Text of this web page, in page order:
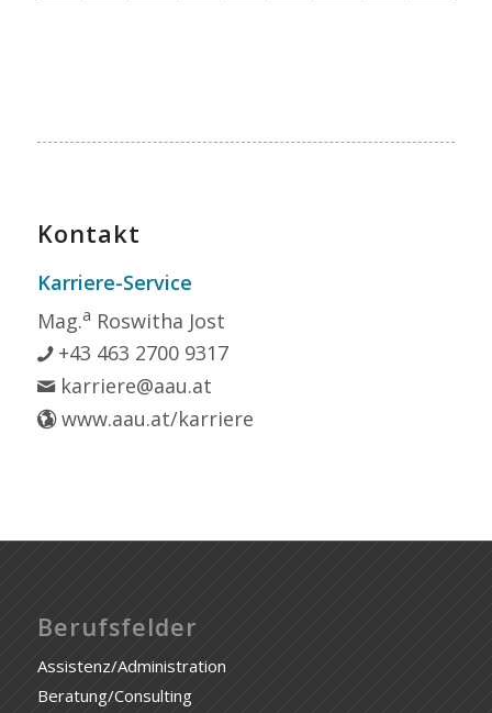
Kontakt
Karriere-Service
Mag.a Roswitha Jost
+43 463 2700 9317
karriere@aau.at
www.aau.at/karriere
Berufsfelder
Assistenz/Administration
Beratung/Consulting